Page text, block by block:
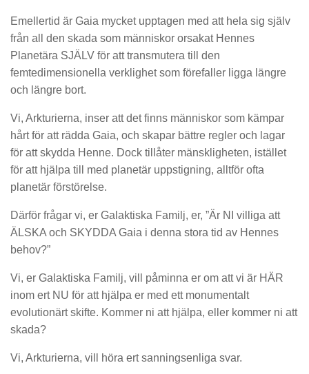
Emellertid är Gaia mycket upptagen med att hela sig själv
från all den skada som människor orsakat Hennes
Planetära SJÄLV för att transmutera till den
femtedimensionella verklighet som förefaller ligga längre
och längre bort.
Vi, Arkturierna, inser att det finns människor som kämpar
hårt för att rädda Gaia, och skapar bättre regler och lagar
för att skydda Henne. Dock tillåter mänskligheten, istället
för att hjälpa till med planetär uppstigning, alltför ofta
planetär förstörelse.
Därför frågar vi, er Galaktiska Familj, er, ”Är NI villiga att
ÄLSKA och SKYDDA Gaia i denna stora tid av Hennes
behov?”
Vi, er Galaktiska Familj, vill påminna er om att vi är HÄR
inom ert NU för att hjälpa er med ett monumentalt
evolutionärt skifte. Kommer ni att hjälpa, eller kommer ni att
skada?
Vi, Arkturierna, vill höra ert sanningsenliga svar.